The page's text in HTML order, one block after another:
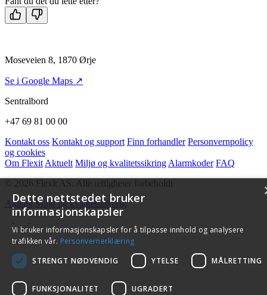
Moseveien 8, 1870 Ørje
Se i Google Maps ↗
Sentralbord
+47 69 81 00 00
Kontakt oss Kontakt og support Finn forhandler Personvernpolicy
og cookies
Om Flexit Aktuelt Miljø og kvalitetssikring Alarmkoder FAQ
© 2026 Flexit AS. Alle rettigheter forbeholdt
Aktuelt Miljø og kvalitetssikring
Dette nettstedet bruker
informasjonskapsler
Vi bruker informasjonskapsler for å tilpasse innhold og analysere
trafikken vår. Personvernerklæring
STRENGT NØDVENDIG
YTELSE MÅLRETTING
FUNKSJONALITET UGRADERT